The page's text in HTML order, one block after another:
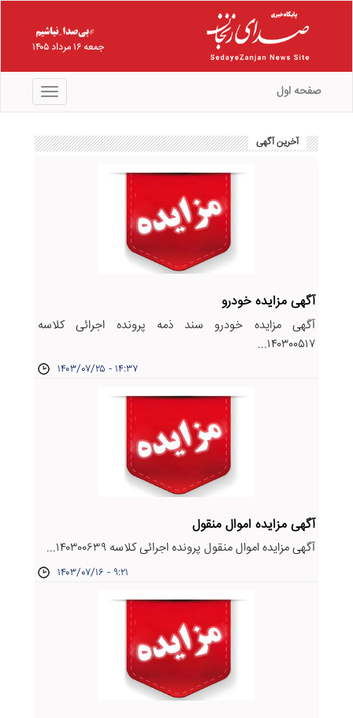
جمعه ۱۶ مرداد ۱۴۰۵
منو صفحه اول
آخرین آگهی
آگهی مزایده خودرو
آگهی مزایده خودرو سند ذمه پرونده اجرائی کلاسه
۱۴۰۳۰۰۵۱۷...
۱۴۰۳/۰۷/۲۵ - ۱۴:۳۷
آگهی مزایده اموال منقول
آگهی مزایده اموال منقول پرونده اجرائی کلاسه ۱۴۰۳۰۰۶۳۹...
۱۴۰۳/۰۷/۱۶ - ۹:۲۱